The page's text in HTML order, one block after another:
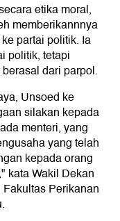
etika moral,
memberikannnya
partai politik. Ia
politik, tetapi
dari parpol.
Unsoed ke
silakan kepada
menteri, yang
yang telah
kepada orang
kata Wakil Dekan
Perikanan